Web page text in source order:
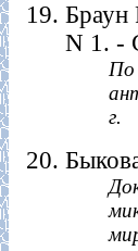
Браун
N 1. -
По
г.